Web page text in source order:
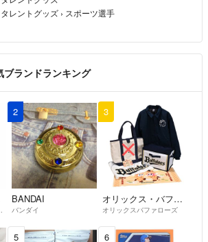
タレントグッズ › スポーツ選手
ブランドランキング
イターズ
2
BANDAI
バンダイ
3
オリックス・バファローズ
オリックスバファローズ
5 6